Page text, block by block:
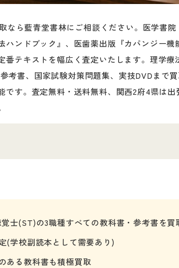
なら藍青堂書林にご相談ください。医学書
ハンドブック』、医歯薬出版『カパンジー
番テキストを幅広く査定いたします。理学
考書、国家試験対策問題集、実技DVDまで
です。査定無料・送料無料、関西2府4県は
士(ST)の3職種すべての教科書・参考書を買
(学校副読本として需要あり)
ある教科書も積極買取